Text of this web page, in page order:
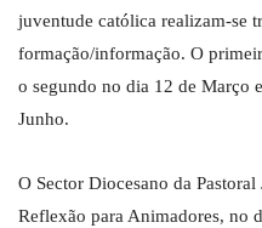
juventude católica realizam-se
formação/informação. O
o segundo no dia 12 de Março
Junho.
O Sector Diocesano da
Reflexão para Animadores, no